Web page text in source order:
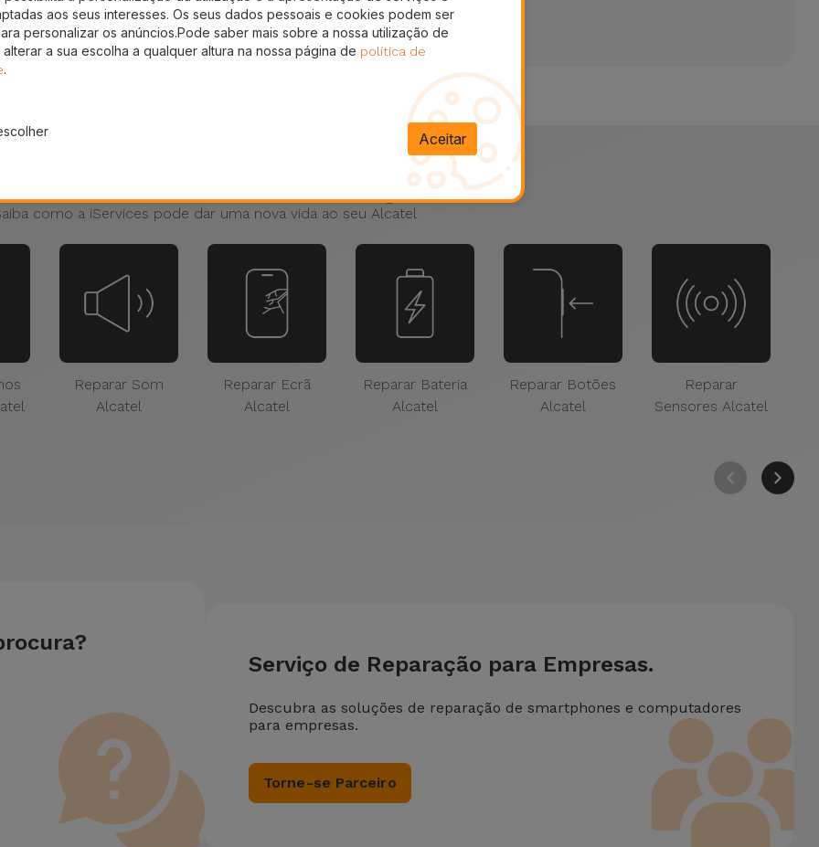
Tem a bateria do Alcatel viciada? O seu Alcatel desliga-se sozinho?
como a iServices pode dar uma nova vida ao seu Alcatel
Reparar Som
Alcatel
Reparar Ecrã
Alcatel
Reparar Bateria
Alcatel
Reparar Botões
Alcatel
Reparar
Sensores Alcatel
Serviço de Reparação para Empresas.
Descubra as soluções de reparação de smartphones e computadores
para empresas.
Torne-se Parceiro
aos seus interesses. Os seus dados pessoais e cookies podem ser
personalizar os anúncios.Pode saber mais sobre a nossa utilização de
a sua escolha a qualquer altura na nossa página de política de
.
Aceitar